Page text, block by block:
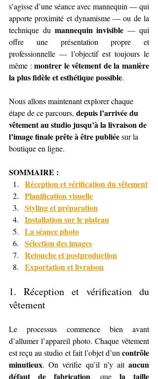
s’agisse d’une séance avec mannequin — qui
apporte proximité et dynamisme — ou de la
technique du mannequin invisible — qui
offre une présentation propre et
professionnelle — l’objectif est toujours le
même : montrer le vêtement de la manière
la plus fidèle et esthétique possible.
Nous allons maintenant explorer chaque
étape de ce parcours, depuis l’arrivée du
vêtement au studio jusqu’à la livraison de
l’image finale prête à être publiée sur la
boutique en ligne.
SOMMAIRE :
Réception et vérification du vêtement
Planification visuelle
Styling et préparation
Installation sur le plateau
La séance photo
Sélection des images
Retouche et postproduction
Exportation et livraison
1. Réception et vérification du
vêtement
Le processus commence bien avant
d’allumer l’appareil photo. Chaque vêtement
est reçu au studio et fait l’objet d’un contrôle
minutieux. On vérifie qu’il n’y ait aucun
défaut de fabrication, que la taille